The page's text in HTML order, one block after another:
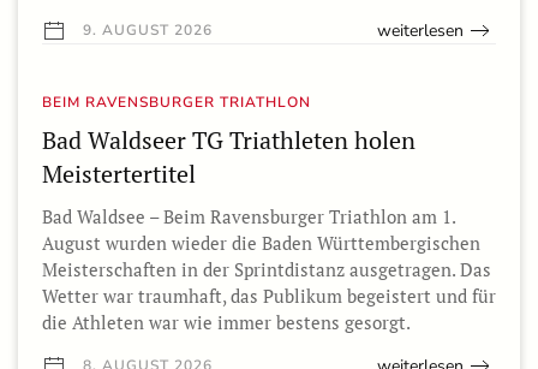
9. AUGUST 2026 weiterlesen
BEIM RAVENSBURGER TRIATHLON
Bad Waldseer TG Triathleten holen
Meistertertitel
Bad Waldsee – Beim Ravensburger Triathlon am 1.
August wurden wieder die Baden Württembergischen
Meisterschaften in der Sprintdistanz ausgetragen. Das
Wetter war traumhaft, das Publikum begeistert und für
die Athleten war wie immer bestens gesorgt.